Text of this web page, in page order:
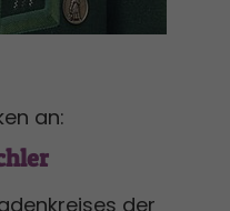
an:
der